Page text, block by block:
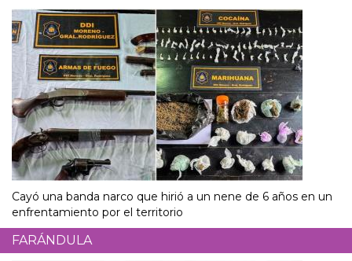
Cayó una banda narco que hirió a un nene de 6 años en un
enfrentamiento por el territorio
FARÁNDULA